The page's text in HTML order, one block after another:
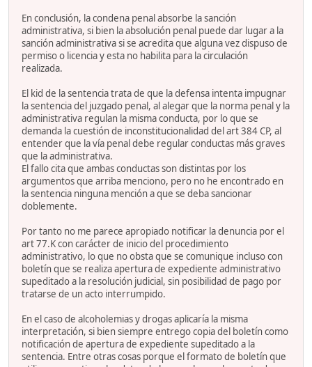
En conclusión, la condena penal absorbe la sanción
administrativa, si bien la absolución penal puede dar lugar a la
sanción administrativa si se acredita que alguna vez dispuso de
permiso o licencia y esta no habilita para la circulación
realizada.
El kid de la sentencia trata de que la defensa intenta impugnar
la sentencia del juzgado penal, al alegar que la norma penal y la
administrativa regulan la misma conducta, por lo que se
demanda la cuestión de inconstitucionalidad del art 384 CP, al
entender que la vía penal debe regular conductas más graves
que la administrativa.
El fallo cita que ambas conductas son distintas por los
argumentos que arriba menciono, pero no he encontrado en
la sentencia ninguna mención a que se deba sancionar
doblemente.
Por tanto no me parece apropiado notificar la denuncia por el
art 77.K con carácter de inicio del procedimiento
administrativo, lo que no obsta que se comunique incluso con
boletín que se realiza apertura de expediente administrativo
supeditado a la resolución judicial, sin posibilidad de pago por
tratarse de un acto interrumpido.
En el caso de alcoholemias y drogas aplicaría la misma
interpretación, si bien siempre entrego copia del boletín como
notificación de apertura de expediente supeditado a la
sentencia. Entre otras cosas porque el formato de boletín que